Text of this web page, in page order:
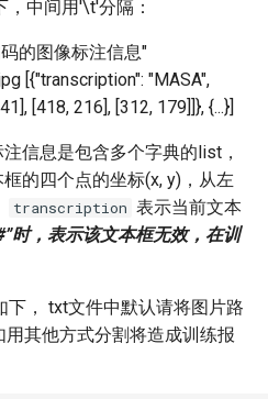
，中间用'\t'分隔：
的图像标注信息"
[{"transcription": "MASA",
[418, 216], [312, 179]]}, {...}]
信息是包含多个字典的list，
的四个点的坐标(x, y)，从左
transcription 表示当前文本
时，表示该文本框无效，在训
下， txt文件中默认请将图片路
其他方式分割将造成训练报